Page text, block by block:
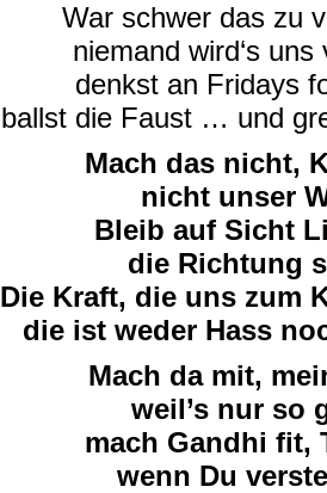
War schwer das zu
niemand wird‘s uns
denkst an Fridays
ballst die Faust … und
Mach das nicht,
nicht unser
Bleib auf Sicht
die Richtung
Die Kraft, die uns zum
die ist weder Hass
Mach da mit,
weil’s nur so
mach Gandhi fit,
wenn Du